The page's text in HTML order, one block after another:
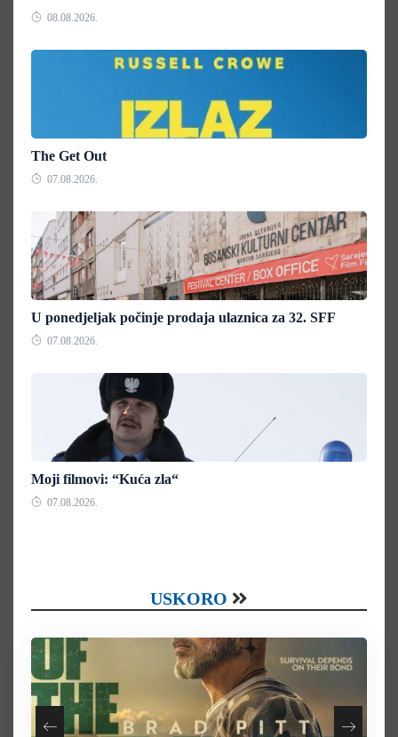
08.08.2026.
The Get Out
07.08.2026.
U ponedjeljak počinje prodaja ulaznica za 32. SFF
07.08.2026.
Moji filmovi: “Kuća zla“
07.08.2026.
USKORO